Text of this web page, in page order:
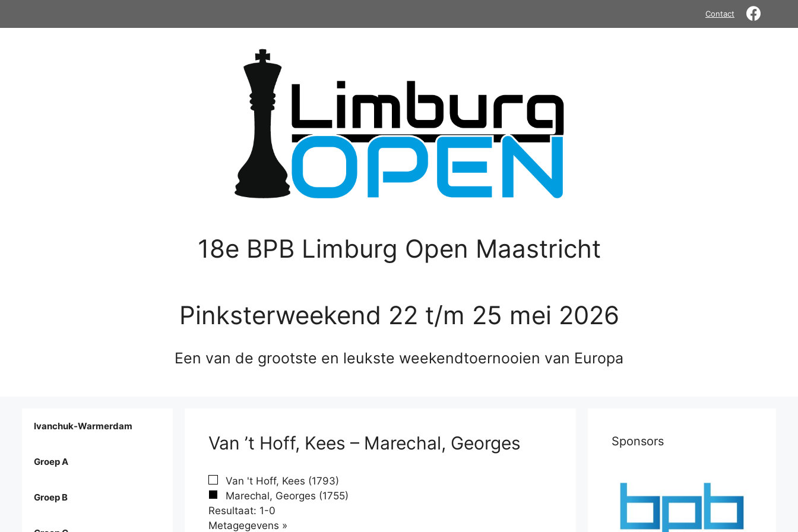
Contact
18e BPB Limburg Open Maastricht
Pinksterweekend 22 t/m 25 mei 2026
Een van de grootste en leukste weekendtoernooien van Europa
Van ’t Hoff, Kees – Marechal, Georges
Van 't Hoff, Kees (1793)
Marechal, Georges (1755)
Resultaat: 1-0
Metagegevens »
Ivanchuk-Warmerdam
Groep A
Groep B
Sponsors